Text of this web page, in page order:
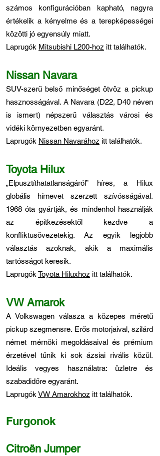
számos konfigurációban kapható, nagyra
értékelik a kényelme és a terepképességei
közötti jó egyensúly miatt.
Laprugók Mitsubishi L200-hoz itt találhatók.
Nissan Navara
SUV-szerű belső minőséget ötvöz a pickup
hasznosságával. A Navara (D22, D40 néven
is ismert) népszerű választás városi és
vidéki környezetben egyaránt.
Laprugók Nissan Navarához itt találhatók.
Toyota Hilux
„Elpusztíthatatlanságáról” híres, a Hilux
globális hírnevet szerzett szívósságával.
1968 óta gyártják, és mindenhol használják
az építkezésektől kezdve a
konfliktusövezetekig. Az egyik legjobb
választás azoknak, akik a maximális
tartósságot keresik.
Laprugók Toyota Hiluxhoz itt találhatók.
VW Amarok
A Volkswagen válasza a közepes méretű
pickup szegmensre. Erős motorjaival, szilárd
német mérnöki megoldásaival és prémium
érzetével tűnik ki sok ázsiai rivális közül.
Ideális vegyes használatra: üzletre és
szabadidőre egyaránt.
Laprugók VW Amarokhoz itt találhatók.
Furgonok
Citroën Jumper